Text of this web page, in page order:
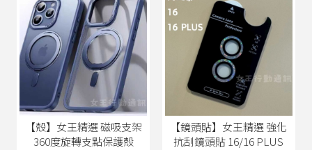
【殼】女王精選 磁吸支架
360度旋轉支點保護殼
【鏡頭貼】女王精選 強化
抗刮鏡頭貼 16/16 PLUS